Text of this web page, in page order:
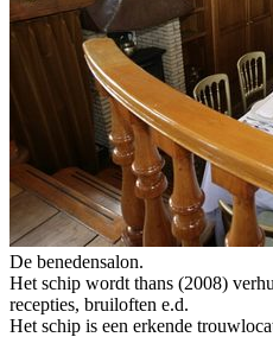
De benedensalon.
Het schip wordt thans (2008)
recepties, bruiloften e.d.
Het schip is een erkende